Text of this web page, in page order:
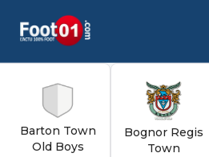
Barton Town
Old Boys
Bognor Regis
Town